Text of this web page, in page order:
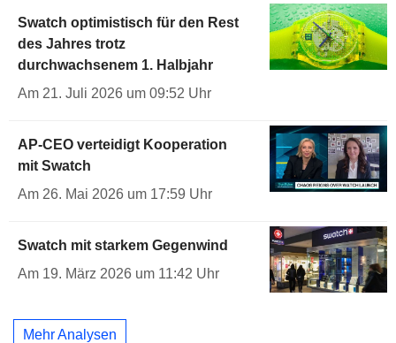
Swatch optimistisch für den Rest
des Jahres trotz
durchwachsenem 1. Halbjahr
Am 21. Juli 2026 um 09:52 Uhr
AP-CEO verteidigt Kooperation
mit Swatch
Am 26. Mai 2026 um 17:59 Uhr
Swatch mit starkem Gegenwind
Am 19. März 2026 um 11:42 Uhr
Mehr Analysen